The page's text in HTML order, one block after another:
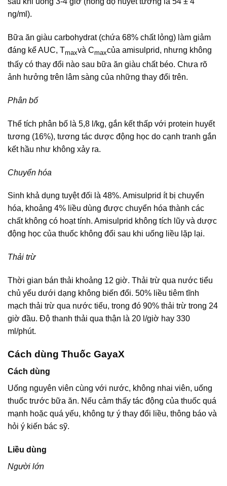
ng/ml).
Bữa ăn giàu carbohydrat (chứa 68% chất lỏng) làm giảm
đáng kể AUC, Tmaxvà Cmaxcủa amisulprid, nhưng không
thấy có thay đổi nào sau bữa ăn giàu chất béo. Chưa rõ
ảnh hưởng trên lâm sàng của những thay đổi trên.
Phân bố
Thể tích phân bố là 5,8 l/kg, gắn kết thấp với protein huyết
tương (16%), tương tác dược động học do cạnh tranh gắn
kết hầu như không xảy ra.
Chuyển hóa
Sinh khả dụng tuyệt đối là 48%. Amisulprid ít bị chuyển
hóa, khoảng 4% liều dùng được chuyển hóa thành các
chất không có hoạt tính. Amisulprid không tích lũy và dược
động học của thuốc không đổi sau khi uống liều lặp lại.
Thải trừ
Thời gian bán thải khoảng 12 giờ. Thải trừ qua nước tiểu
chủ yếu dưới dạng không biến đổi. 50% liều tiêm tĩnh
mạch thải trừ qua nước tiểu, trong đó 90% thải trừ trong 24
giờ đầu. Độ thanh thải qua thận là 20 l/giờ hay 330
ml/phút.
Cách dùng Thuốc GayaX
Cách dùng
Uống nguyên viên cùng với nước, không nhai viên, uống
thuốc trước bữa ăn. Nếu cảm thấy tác động của thuốc quá
mạnh hoặc quá yếu, không tự ý thay đổi liều, thông báo và
hỏi ý kiến bác sỹ.
Liều dùng
Người lớn